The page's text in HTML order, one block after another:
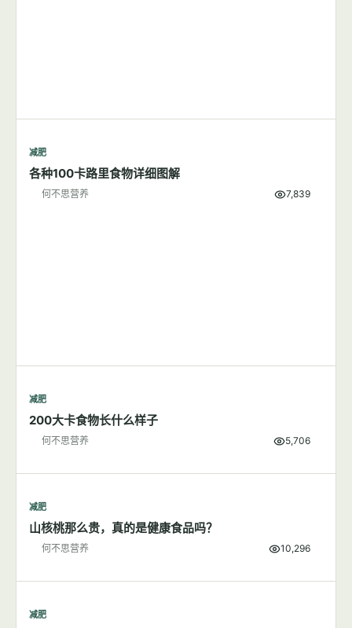
减肥
各种100卡路里食物详细图解
何不思营养 7,839
减肥
200大卡食物长什么样子
何不思营养 5,706
减肥
山核桃那么贵，真的是健康食品吗？
何不思营养 10,296
减肥